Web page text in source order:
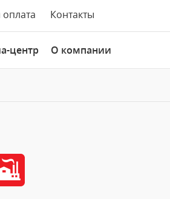
оплата Контакты
центр О компании